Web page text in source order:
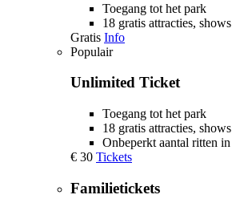
Toegang tot het park
18 gratis attracties,
Gratis Info
Populair
Unlimited Ticket
Toegang tot het park
18 gratis attracties,
Onbeperkt aantal ritten
€ 30 Tickets
Familietickets